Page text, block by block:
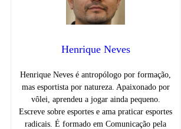
Henrique Neves
Henrique Neves é antropólogo por formação,
mas esportista por natureza. Apaixonado por
vôlei, aprendeu a jogar ainda pequeno.
Escreve sobre esportes e ama praticar esportes
radicais. É formado em Comunicação pela